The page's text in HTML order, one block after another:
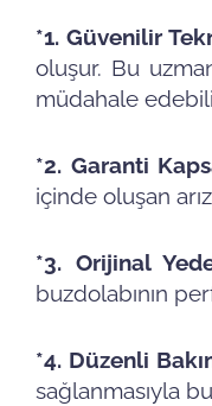
*1. Güvenilir
oluşur. Bu
müdahale
*2. Garanti
içinde oluşan
*3. Orijinal
buzdolabının
*4. Düzenli
sağlanmasıyla